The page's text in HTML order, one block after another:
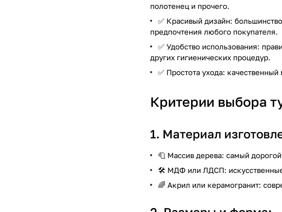
полотенец и прочего.
✅ Красивый дизайн:
предпочтения любого покупателя.
✅ Удобство использования:
других гигиенических процедур.
✅ Простота ухода:
Критерии выбора
1. Материал
🧻 Массив дерева: самый
🛠️ МДФ или ЛДСП: искусственные
🌈 Акрил или керамогранит: